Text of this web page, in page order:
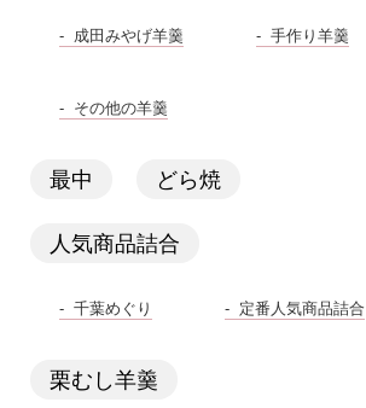
成田みやげ羊羹 手作り羊羹
その他の羊羹
最中 どら焼
人気商品詰合
千葉めぐり 定番人気商品詰合
栗むし羊羹